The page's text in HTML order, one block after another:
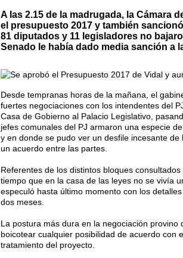
A las 2.15 de la madrugada, la Cámara
el presupuesto 2017 y también
81 diputados y 11 legisladores no
Senado le había dado media sanción a
Desde tempranas horas de la mañana, el
fuertes negociaciones con los intendentes del
Casa de Gobierno al Palacio Legislativo,
jefes comunales del PJ armaron una especie
y en donde se pudo ver un desfile incesante
un acuerdo entre las partes.
Referentes de los distintos bloques
tiempo que en la casa de las leyes no se vivía
especuló hasta último momento con los
dos meses.
La postura más dura en la negociación
boicotear cualquier posibilidad de acuerdo con
tratamiento del proyecto.